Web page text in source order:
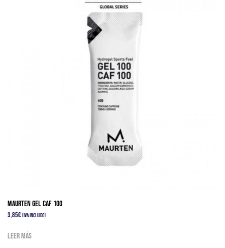
Maurten GEL CAF 100
3,85€(IVA Incluido)
Leer más